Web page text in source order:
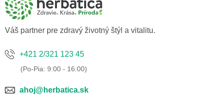
v
k
Váš partner pre zdravý životný štýl a vitalitu.
+421 2/321 123 45
ahoj@herbatica.sk